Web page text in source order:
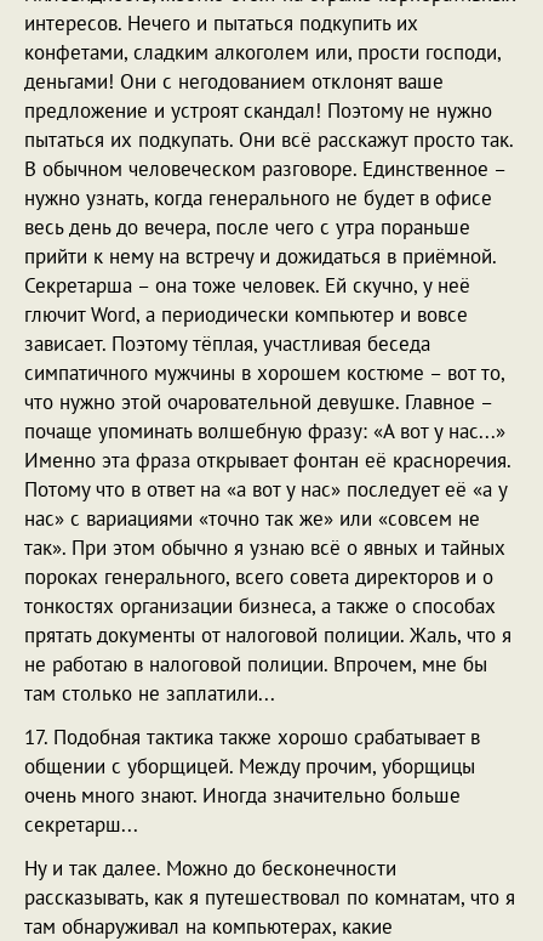
интересов. Нечего и пытаться подкупить их
конфетами, сладким алкоголем или, прости господи,
деньгами! Они с негодованием отклонят ваше
предложение и устроят скандал! Поэтому не нужно
пытаться их подкупать. Они всё расскажут просто так.
В обычном человеческом разговоре. Единственное –
нужно узнать, когда генерального не будет в офисе
весь день до вечера, после чего с утра пораньше
прийти к нему на встречу и дожидаться в приёмной.
Секретарша – она тоже человек. Ей скучно, у неё
глючит Word, а периодически компьютер и вовсе
зависает. Поэтому тёплая, участливая беседа
симпатичного мужчины в хорошем костюме – вот то,
что нужно этой очаровательной девушке. Главное –
почаще упоминать волшебную фразу: «А вот у нас...»
Именно эта фраза открывает фонтан её красноречия.
Потому что в ответ на «а вот у нас» последует её «а у
нас» с вариациями «точно так же» или «совсем не
так». При этом обычно я узнаю всё о явных и тайных
пороках генерального, всего совета директоров и о
тонкостях организации бизнеса, а также о способах
прятать документы от налоговой полиции. Жаль, что я
не работаю в налоговой полиции. Впрочем, мне бы
там столько не заплатили...
17. Подобная тактика также хорошо срабатывает в
общении с уборщицей. Между прочим, уборщицы
очень много знают. Иногда значительно больше
секретарш...
Ну и так далее. Можно до бесконечности
рассказывать, как я путешествовал по комнатам, что я
там обнаруживал на компьютерах, какие